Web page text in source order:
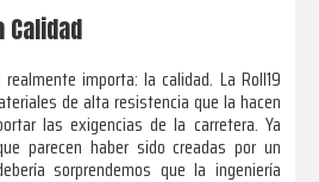
importa: la calidad. La Roll19
de alta resistencia que la hacen
las exigencias de la carretera. Ya
parecen haber sido creadas por un
sorprendemos que la ingeniería